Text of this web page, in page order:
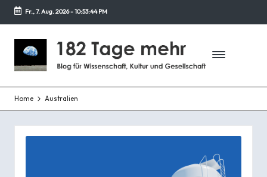
Zurück
zum
Fr., 7. Aug. 2026-10:53:44 PM
1
8
2
T
a
Blog
Wissenschaft,
Kultur
und
Gesellschaft
Home Australien